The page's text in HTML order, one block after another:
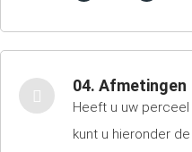
04. Afmetingen
Heeft u uw
kunt u hieronder